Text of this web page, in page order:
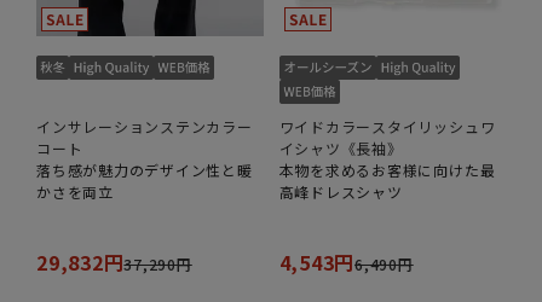
インサレーションステンカラー
コート
落ち感が魅力のデザイン性と暖
かさを両立
29,832円37,290円
ワイドカラースタイリッシュワ
イシャツ《長袖》
本物を求めるお客様に向けた最
高峰ドレスシャツ
4,543円6,490円